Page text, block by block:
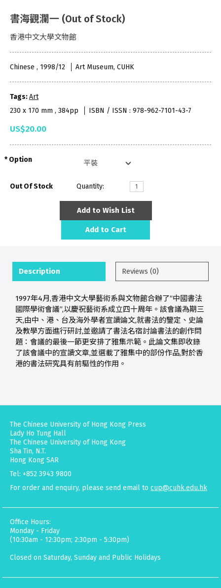
書海觀瀾一 (Out of Stock)
香港中文大學文物館
Chinese , 1998/12 Art Museum, CUHK
Tags:Art
230 x 170 mm , 384pp
ISBN / ISSN : 978-962-7101-43-7
US$20.00
Option
Out Of Stock Quantity:
Add to Wish List
Add to Cart
Description Reviews (0)
1997年4月,香港中文大學藝術系與文物館合辦了“中國書法
國際學術會議”,以慶祝藝術系成立四十周年。該會議為期三
天,由中、港、台及海外學者宣讀論文,就書法的鑒定、史論
及教學方面進行研討,並邀請了書法名宿討論書法的創作問
題：會議的最後一節更安排了雅集示範。此論文集即收錄
了該會議中的宣讀文章,並選載了雅集中的部份作品,對於香
港的書法研究具有前驅性的作用。
The Chinese University of Hong Kong Press
Lady Ho Tung Hall
The Chinese University of Hong Kong
Sha Tin, N.T.
Hong Kong SAR
Tel: +852 3943 9800
For order and enquiry, please send email to cup@cuhk.edu.hk
Office Hours:
Monday - Friday
(10:30am - 12:30pm; 2:30pm - 5:30pm)
Closed on Saturday, Sunday and Public Holidays